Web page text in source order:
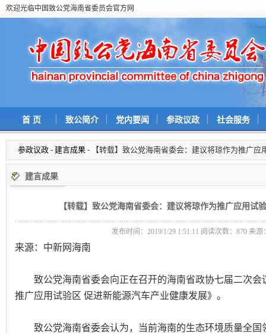
欢迎光临中国致公党海南省委员会官方网
首 页 致公简介 党内要闻 参政议政 社会服务
参政议政 - 建言成果 - 【转载】致公党海南省委会：建议将琼作为推广应
建言成果
【转载】致公党海南省委会：建议将琼作为推广应用试
发布时间：2019/1/29 1:51:11 阅读次数： 870 来源
来源：中新网海南
致公党海南省委会向正在召开的海南省政协七届二次会
推广应用试验区 促进新能源汽车产业健康发展》。
致公党海南省委会认为，当前海南的生态环境质量全国